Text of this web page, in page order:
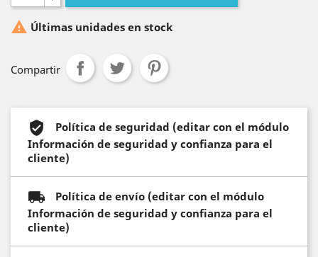
 Últimas unidades en stock
Compartir
Política de seguridad (editar con el módulo
Información de seguridad y confianza para el
cliente)
Política de envío (editar con el módulo
Información de seguridad y confianza para el
cliente)